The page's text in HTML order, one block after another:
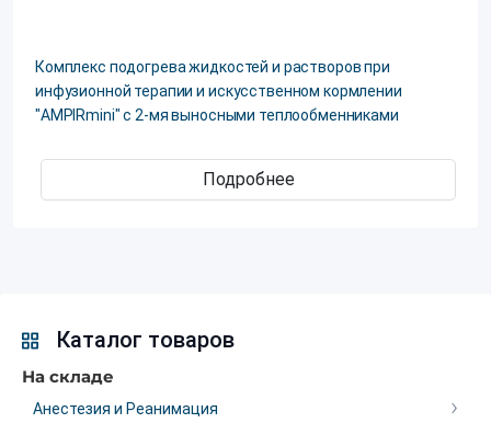
Комплекс подогрева жидкостей и растворов при
инфузионной терапии и искусственном кормлении
"AMPIRmini" с 2-мя выносными теплообменниками
Подробнее
Каталог товаров
На складе
Анестезия и Реанимация